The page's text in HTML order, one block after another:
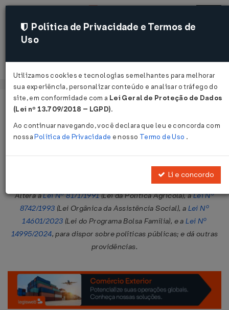
Acessar
Página Inicial Legislações
Lei Nº 15077 DE 27/12/2024
Publicado no DOU em 27 dez 2024
Altera aLei Nº 8171/1991(Lei da Política Agrícola), aLei Nº
8742/1993 (Lei Orgânica da Assistência Social), a Lei Nº
14601/2023 (Lei do Programa Bolsa Família), e aLei Nº
14995/2024, para dispor sobre políticas públicas; e dá outras
providências.
Política de Privacidade e Termos de
Uso
Utilizamos cookies e tecnologias semelhantes para melhorar
sua experiência, personalizar conteúdo e analisar o tráfego do
site, em conformidade com a Lei Geral de Proteção de Dados
(Lei nº 13.709/2018 – LGPD).
Ao continuar navegando, você declara que leu e concorda com
nossaPolítica de Privacidade e nosso Termo de Uso .
Li e concordo